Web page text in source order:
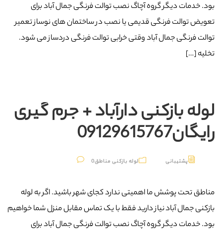
بود. خدمات دیگر گروه آچاگ نصب توالت فرنگی جمال آباد برای
تعویض توالت فرنگی قدیمی یا نصب در ساختمان های نوساز تعمیر
توالت فرنگی جمال آباد وقتی خرابی توالت فرنگی دردساز می شود.
تخلیه […]
لوله بازکنی دارآباد + جرم گیری
رایگان09129615767
پشتیبانی لوله بازکنی مناطق0
مناطق تحت پوشش ما اهمیتی ندارد کجای شهر باشید. اگر به لوله
بازکنی جمال آباد نیاز دارید فقط با یک تماس مقابل منزل شما خواهیم
بود. خدمات دیگر گروه آچاگ نصب توالت فرنگی جمال آباد برای